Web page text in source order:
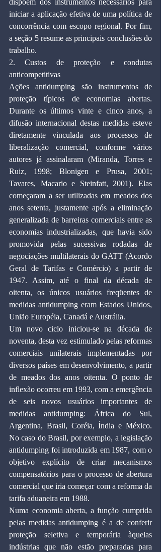
dispõem dos instrumentos necessários para
iniciar a aplicação efetiva de uma política de
concorrência com escopo regional. Por fim,
a seção 5 resume as principais conclusões do
trabalho.
2. Custos de proteção e condutas
anticompetitivas
Ações antidumping são instrumentos de
proteção típicos de economias abertas.
Durante os últimos vinte e cinco anos, a
difusão internacional destas medidas esteve
diretamente vinculada aos processos de
liberalização comercial, conforme vários
autores já assinalaram (Miranda, Torres e
Ruiz, 1998; Blonigen e Prusa, 2001;
Tavares, Macario e Steinfatt, 2001). Elas
começaram a ser utilizadas em meados dos
anos setenta, justamente após a eliminação
generalizada de barreiras comerciais entre as
economias industrializadas, que havia sido
promovida pelas sucessivas rodadas de
negociações multilaterais do GATT (Acordo
Geral de Tarifas e Comércio) a partir de
1947. Assim, até o final da década de
oitenta, os únicos usuários freqüentes de
medidas antidumping eram Estados Unidos,
União Européia, Canadá e Austrália.
Um novo ciclo iniciou-se na década de
noventa, desta vez estimulado pelas reformas
comerciais unilaterais implementadas por
diversos países em desenvolvimento, a partir
de meados dos anos oitenta. O ponto de
inflexão ocorreu em 1993, com a emergência
de seis novos usuários importantes de
medidas antidumping: África do Sul,
Argentina, Brasil, Coréia, Índia e México.
No caso do Brasil, por exemplo, a legislação
antidumping foi introduzida em 1987, com o
objetivo explícito de criar mecanismos
compensatórios para o processo de abertura
comercial que iria começar com a reforma da
tarifa aduaneira em 1988.
Numa economia aberta, a função cumprida
pelas medidas antidumping é a de conferir
proteção seletiva e temporária àquelas
indústrias que não estão preparadas para